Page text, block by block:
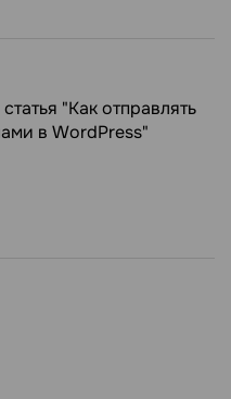
"Как отправлять
в WordPress"